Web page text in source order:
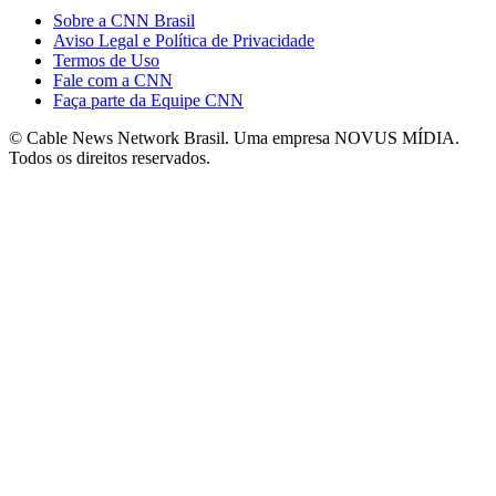
Sobre a CNN Brasil
Aviso Legal e Política de Privacidade
Termos de Uso
Fale com a CNN
Faça parte da Equipe CNN
© Cable News Network Brasil. Uma empresa NOVUS MÍDIA.
Todos os direitos reservados.